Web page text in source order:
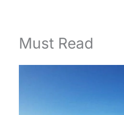
Must Read